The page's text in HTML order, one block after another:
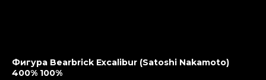
Фигура Bearbrick Excalibur (Satoshi Nakamoto)
400% 100%